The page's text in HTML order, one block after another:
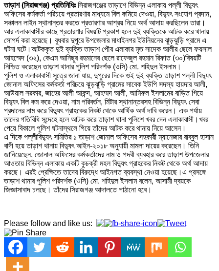
তাড়াশ (সিরাজগঞ্জ) প্রতিনিধিঃসিরাজগঞ্জের তাড়াশে বিভিন্ন এলাকায় পল্লী বিদ্যুৎ
অফিসের কর্মকর্তা পরিচয়ে প্রতারণার মাধ্যমে বিল কমিয়ে দেওয়া, বিদ্যুৎ সংযোগ প্রদান,
সঞ্চালন লাইন স্থানান্তর করতে প্রতারণার আশ্রয় নিয়ে অর্থ আদায় করছিলেন তারা।
আর এলাকাবাসীর কাছে প্রতারণার বিষয়টি প্রকাশ হলে দুই ব্যক্তিকে আটক করে থানায়
সোপর্দ করা হয়েছে। বুধবার দুপুরে উপজেলার মাধাইনগর ইউনিয়নের ঝুড়ঝুড়ি গ্রামে এ
ঘটনা ঘটে।আটককৃত দুই ব্যক্তি তাড়াশ পৌর এলাকার মৃত সাদেক আলীর ছেলে ফয়সাল
আহম্মেদ (৩২), কেএম আনিছুর রহমানের ছেলে রাফেজুল রহমান রিফাত (৩০)বিষয়টি
নিশ্চিত করেছেন তাড়াশ থানার পুলিশ পরিদর্শক (ওসি) মো. শহিদুল ইসলাম।
পুলিশ ও এলাকাবাসী সূত্রে জানা যায়, দুপুরের দিকে ওই দুই ব্যক্তি তাড়াশ পল্লী বিদ্যুৎ
জোনাল অফিসের কর্মকর্তা পরিচয়ে ঝুড়ঝুড়ি গ্রামের সাবেক ইউপি সদস্য হায়দার আলী,
আউয়াল সরকার, জাহের আলী আকন্দ, আহম্মদ আলী, আমিরুল ইসলামের বাড়িত গিয়ে
বিদ্যুৎ বিল কম করে দেওয়া, নাম পরিবর্তন, মিটার স্থানান্তরসহ বিভিন্ন বিদ্যুৎ সেবা
প্রদানের নাম করে বিদ্যুৎ গ্রাহকের নিকট থেকে আর্থিক অর্থ দাবি করেন। এক পর্যায়
তাদের গতিবিধি সন্দেহে হলে আটক করে তাড়াশ থানা পুলিশে খবর দেন এলাকাবাসী।খবর
পেয়ে বিকালে পুলিশ ঘটনাস্থলে গিয়ে তাঁদের আটক করে থানায় নিয়ে আসেন।
এ দিকে পল্লীবিদ্যুৎ সমিতির ১ তাড়াশ জোনাল অফিসের সহকারী ম্যানেজার রাব্বুল হাসান
বাদী হয়ে তাড়াশ থানায় বিদ্যুৎ আইন-২০১৮ অনুযায়ী মামলা দায়ের করেছেন। তিনি
জানিয়েছেন, জোনাল অফিসের কর্মকর্তাদের নাম ও পদবী ব্যবহার করে তাড়াশ উপজেলার
আওতায় বিভিন্ন এলাকায় একটি কুচক্রী মহল বিদ্যুৎ গ্রাহকের নিকট থেকে অর্থ আদায়
করছে। এরই প্রেক্ষিতে তাদের বিরুদ্ধে আইনগত ব্যবস্থা নেওয়া হয়েছে।এ প্রসঙ্গে
তাড়াশ থানার পুলিশ পরিদর্শক (ওসি) মো. শহিদুল ইসলাম বলেন, আসামী দ্বয়কে
জিজ্ঞাসাবাদ চলছে। তাঁদের সিরাজগঞ্জ আদালতে পাঠানো হবে।
Please follow and like us: